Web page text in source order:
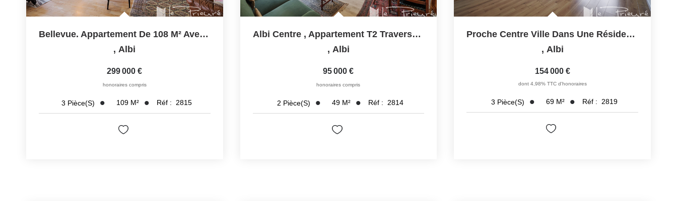
Bellevue. Appartement De 108 M² Avec Belle Véranda Et Deux...
,Albi
299 000 €
honoraires compris
3 Pièce(s) 109 M² Réf : 2815
Albi Centre , Appartement T2 Traversant Avec Deux Balcons,...
, Albi
95 000 €
honoraires compris
2 Pièce(s) 49 M² Réf : 2814
Proche Centre Ville Dans Une Résidence Sécurisée,...
, Albi
154 000 €
dont 4,98% TTC d'honoraires
3 Pièce(s) 69 M² Réf : 2819